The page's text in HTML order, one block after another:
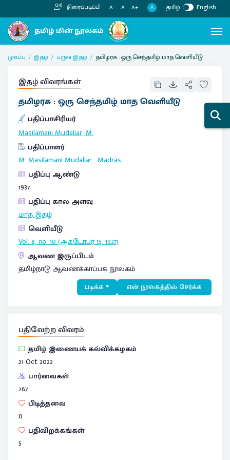
திரைப்படிப்பி A- A A+ A தமிழ் English
முகப்பு இதழ் பருவ இதழ் தமிழரசு : ஒரு செந்தமிழ் மாத வெளியீடு
இதழ் விவரங்கள்
தமிழரசு : ஒரு செந்தமிழ் மாத வெளியீடு
பதிப்பாசிரியர்
Masilamani Mudaliar, M.
பதிப்பாளர்
M. Masilamani Mudaliar:Madras
பதிப்பு ஆண்டு
1937
பதிப்பு கால அளவு
மாத இதழ்
வெளியீடு
Vol. 8, no. 10 (அக்டோபர் 15, 1937)
ஆவண இருப்பிடம்
தமிழ்நாடு ஆவணக்காப்பக நூலகம்
படிக்க என் நூலகத்தில் சேர்க்க
பதிவேற்ற விவரம்
தமிழ் இணையக் கல்விக்கழகம்
21 Oct 2022
பார்வைகள்
267
பிடித்தவை
0
பதிவிறக்கங்கள்
5